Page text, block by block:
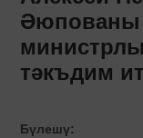
Әюпованы
тәкъдим
Бүлешү: